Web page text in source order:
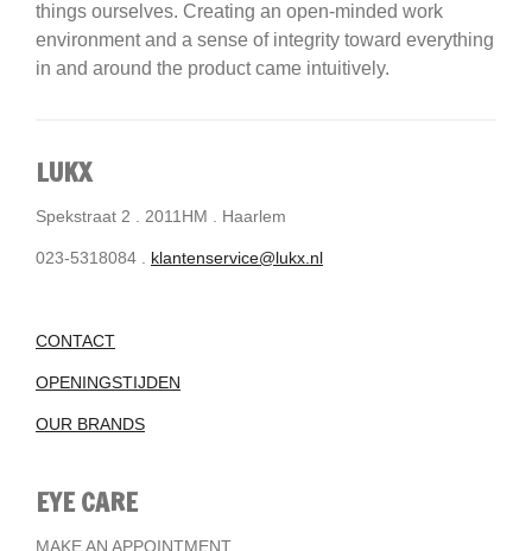
things ourselves. Creating an open-minded work
environment and a sense of integrity toward everything
in and around the product came intuitively.
LUKX
Spekstraat 2 . 2011HM . Haarlem
023-5318084 . klantenservice@lukx.nl
CONTACT
OPENINGSTIJDEN
OUR BRANDS
EYE CARE
MAKE AN APPOINTMENT